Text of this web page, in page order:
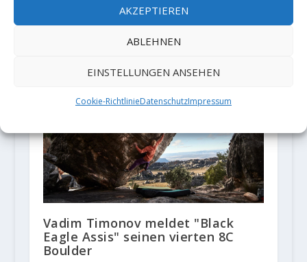
AKZEPTIEREN
ABLEHNEN
EINSTELLUNGEN ANSEHEN
Cookie-RichtlinieDatenschutzImpressum
Boulderweltcupfinale in München
Vadim Timonov meldet "Black
Eagle Assis" seinen vierten 8C
Boulder